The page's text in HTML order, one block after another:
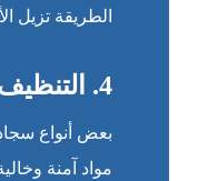
الطريقة تزيل
4. التنظيف اليدوي
بعض أنواع
مواد آمنة